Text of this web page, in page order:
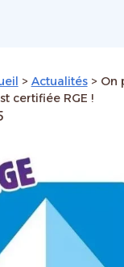
> Actualités> On
certifiée RGE !